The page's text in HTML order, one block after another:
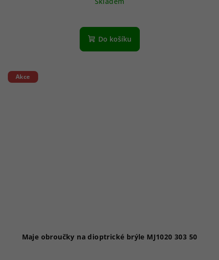
Do košíku
Akce
Maje obroučky na dioptrické brýle MJ1020 303 50